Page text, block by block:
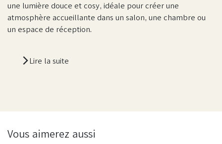
une lumière douce et cosy, idéale pour créer une
atmosphère accueillante dans un salon, une chambre ou
un espace de réception.
Lire la suite
Vous aimerez aussi